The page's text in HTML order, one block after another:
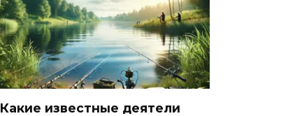
Какие известные деятели